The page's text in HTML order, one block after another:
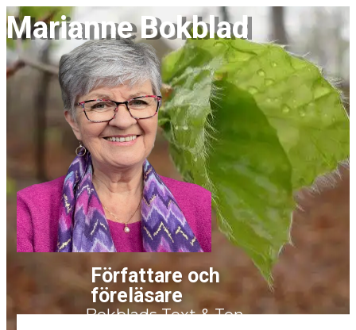
Marianne Bokblad
Författare och
fö​reläsare
Bokblads Text & Ton